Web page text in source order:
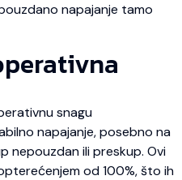
napajanje tamo
snagu
napajanje, posebno na
nepouzdan ili preskup. Ovi
od 100%, što ih